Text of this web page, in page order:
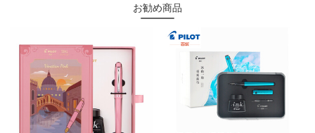
お勧め商品